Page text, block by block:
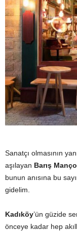
Sanatçı olmasının
aşılayan Barış Manço
bunun anısına bu
gidelim.
Kadıköy’ün güzide
önceye kadar hep